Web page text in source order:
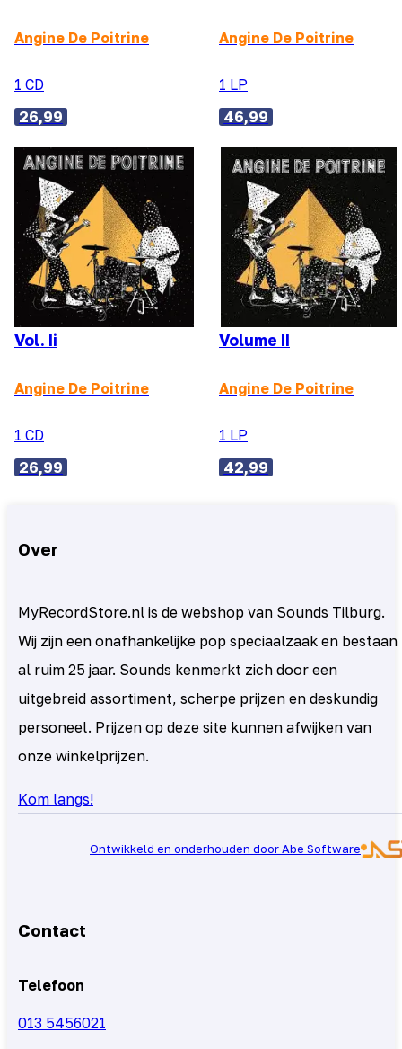
Angine De Poitrine
1 CD
26,99
Angine De Poitrine
1 LP
46,99
Vol. Ii
Angine De Poitrine
1 CD
26,99
Volume II
Angine De Poitrine
1 LP
42,99
Over
MyRecordStore.nl is de webshop van Sounds Tilburg.
Wij zijn een onafhankelijke pop speciaalzaak en bestaan
al ruim 25 jaar. Sounds kenmerkt zich door een
uitgebreid assortiment, scherpe prijzen en deskundig
personeel. Prijzen op deze site kunnen afwijken van
onze winkelprijzen.
Kom langs!
Ontwikkeld en onderhouden door Abe Software
Contact
Telefoon
013 5456021